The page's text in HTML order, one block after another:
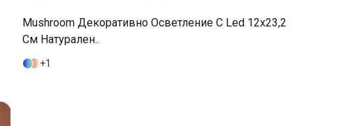
Mushroom Декоративно Осветление С Led 12x23,2
См Натурален..
1